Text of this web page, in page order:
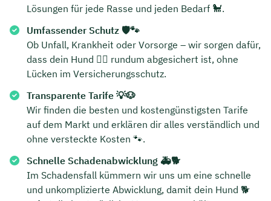
Lösungen für jede Rasse und jeden Bedarf 🐩.
Umfassender Schutz 🛡️🐾
Ob Unfall, Krankheit oder Vorsorge – wir sorgen dafür,
dass dein Hund 🐕‍🦺 rundum abgesichert ist, ohne
Lücken im Versicherungsschutz.
Transparente Tarife 💡🐶
Wir finden die besten und kostengünstigsten Tarife
auf dem Markt und erklären dir alles verständlich und
ohne versteckte Kosten 🐾.
Schnelle Schadenabwicklung 🚑🐕
Im Schadensfall kümmern wir uns um eine schnelle
und unkomplizierte Abwicklung, damit dein Hund 🐕